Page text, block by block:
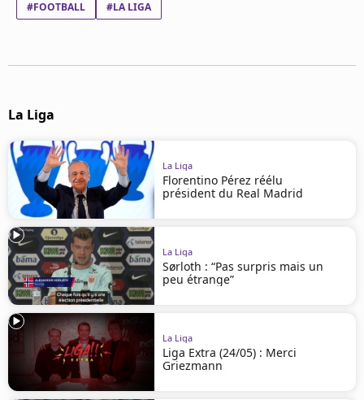
beINSPIRED
Cookies
#FOOTBALL #LA LIGA
La Liga
La Liga
Florentino Pérez réélu
président du Real Madrid
La Liga
Sørloth : “Pas surpris mais un
peu étrange”
La Liga
Liga Extra (24/05) : Merci
Griezmann